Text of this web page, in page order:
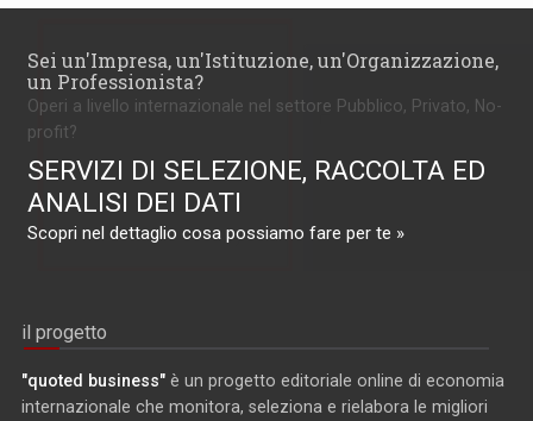
Sei un'Impresa, un'Istituzione, un'Organizzazione,
un Professionista?
Operi a livello internazionale nel settore Pubblico, Privato, No-
profit?
SERVIZI DI SELEZIONE, RACCOLTA ED
ANALISI DEI DATI
Scopri nel dettaglio cosa possiamo fare per te »
il progetto
"quoted business" è un progetto editoriale online di economia
internazionale che monitora, seleziona e rielabora le migliori